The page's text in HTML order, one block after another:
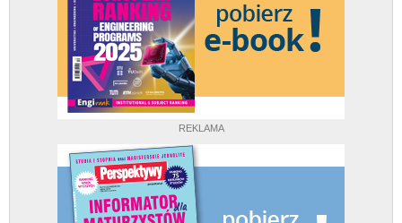
REKLAMA